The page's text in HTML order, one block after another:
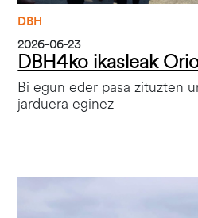
DBH
2026-06-23
DBH4ko ikasleak
Bi egun eder pasa zituzten
jarduera eginez